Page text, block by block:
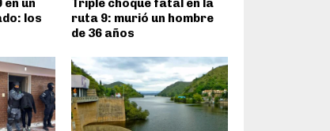
un
los
Triple choque fatal en la
ruta 9: murió un hombre
de 36 años